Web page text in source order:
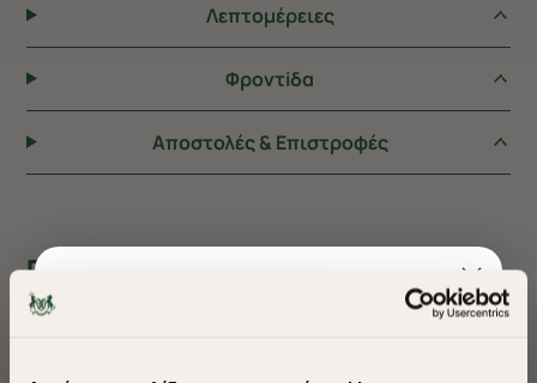
Λεπτομέρειες
Φροντiδα
Αποστολές & Επιστροφές
ΠΡΟΤΕΙΝΟΥΜΕ ΓΙΑ ΕΣΑΣ